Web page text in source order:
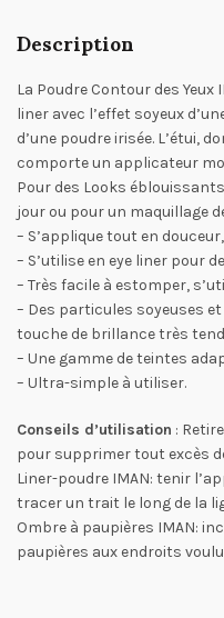
Description
La Poudre Contour des Yeux
liner avec l’effet soyeux
d’une poudre irisée. L’étui,
comporte un applicateur
Pour des Looks
jour ou pour un maquillage
– S’applique tout en
– S’utilise en eye liner pour
– Très facile à estomper,
– Des particules soyeuses
touche de brillance très
– Une gamme de teintes
– Ultra-simple à utiliser.
Conseils d’utilisation :
pour supprimer tout excès
Liner-poudre IMAN: tenir
tracer un trait le long de la
Ombre à paupières IMAN:
paupières aux endroits